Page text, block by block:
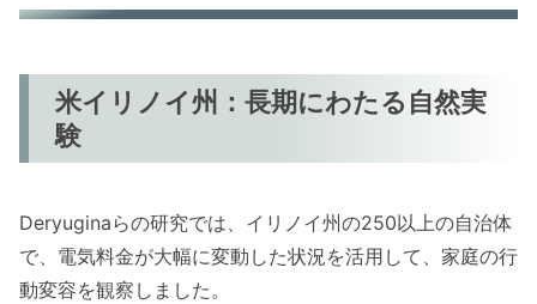
米イリノイ州：長期にわたる自然実
験
Deryuginaらの研究では、イリノイ州の250以上の自治体
で、電気料金が大幅に変動した状況を活用して、家庭の行
動変容を観察しました。